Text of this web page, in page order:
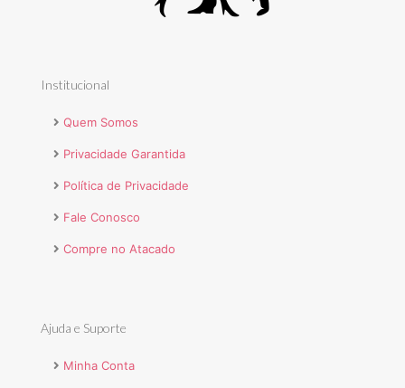
Institucional
Quem Somos
Privacidade Garantida
Política de Privacidade
Fale Conosco
Compre no Atacado
Ajuda e Suporte
Minha Conta